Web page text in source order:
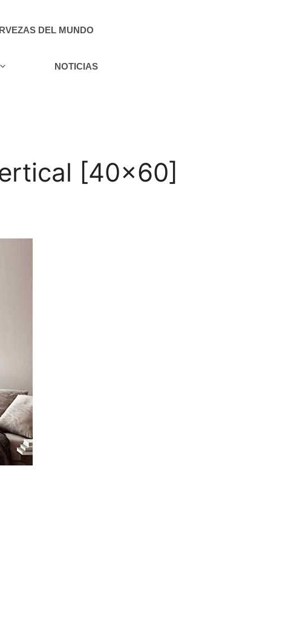
DEL MUNDO
NOTICIAS
[40×60]